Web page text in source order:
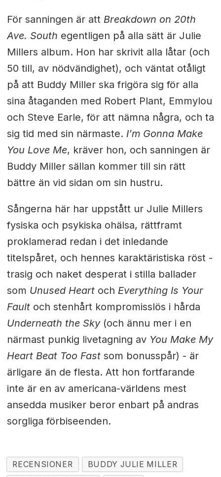
För sanningen är att Breakdown on 20th
Ave. South egentligen på alla sätt är Julie
Millers album. Hon har skrivit alla låtar (och
50 till, av nödvändighet), och väntat otåligt
på att Buddy Miller ska frigöra sig för alla
sina åtaganden med Robert Plant, Emmylou
och Steve Earle, för att nämna några, och ta
sig tid med sin närmaste. I’m Gonna Make
You Love Me, kräver hon, och sanningen är
Buddy Miller sällan kommer till sin rätt
bättre än vid sidan om sin hustru.
Sångerna här har uppstått ur Julie Millers
fysiska och psykiska ohälsa, rättframt
proklamerad redan i det inledande
titelspåret, och hennes karaktäristiska röst -
trasig och naket desperat i stilla ballader
som Unused Heartoch Everything Is Your
Faultoch stenhårt kompromisslös i hårda
Underneath the Sky (och ännu mer i en
närmast punkig livetagning av You Make My
Heart Beat Too Fastsom bonusspår) - är
ärligare än de flesta. Att hon fortfarande
inte är en av americana-världens mest
ansedda musiker beror enbart på andras
sorgliga förbiseenden.
RECENSIONER
BUDDY JULIE MILLER